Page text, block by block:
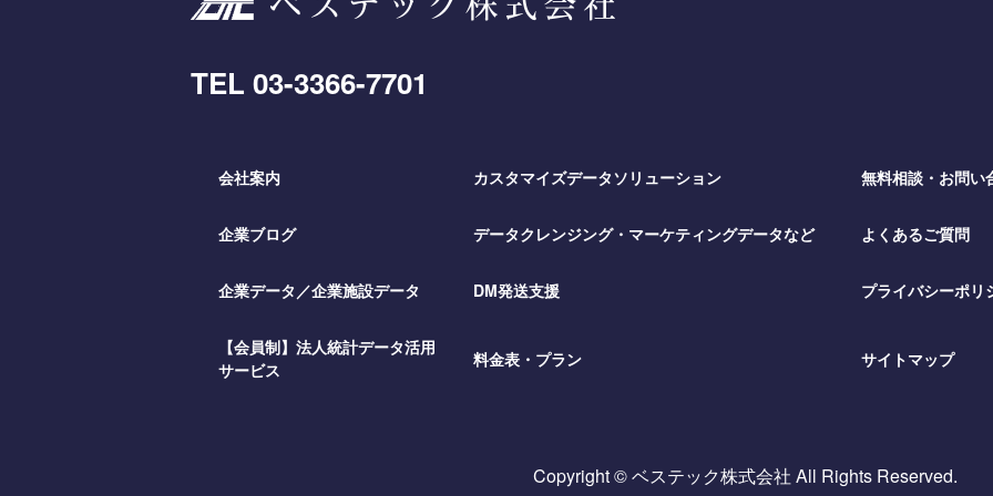
TEL 03-3366-7701
会社案内
企業ブログ
企業データ／企業施設データ
【会員制】法人統計データ活用
サービス
カスタマイズデータソリューション
データクレンジング・マーケティングデータなど
DM発送支援
料金表・プラン
無料相談・お問い
よくあるご質問
プライバシーポリ
サイトマップ
Copyright © ベステック株式会社 All Rights Reserved.